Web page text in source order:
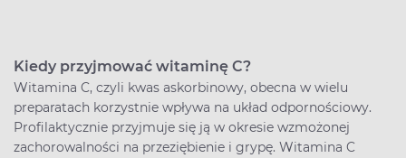
Kiedy przyjmować witaminę C?
Witamina C, czyli kwas askorbinowy, obecna w wielu
preparatach korzystnie wpływa na układ odpornościowy.
Profilaktycznie przyjmuje się ją w okresie wzmożonej
zachorowalności na przeziębienie i grypę. Witamina C